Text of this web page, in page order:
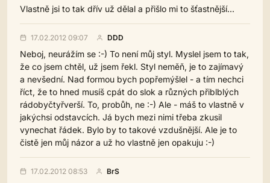
Vlastně jsi to tak dřív už dělal a přišlo mi to šťastnější...
17.02.2012 09:07 DDD
Neboj, neurážím se :-) To není můj styl. Myslel jsem to tak,
že co jsem chtěl, už jsem řekl. Styl neměň, je to zajímavý
a nevšední. Nad formou bych popřemýšlel - a tím nechci
říct, že to hned musíš cpát do slok a různých přiblblých
rádobyčtyřverší. To, probůh, ne :-) Ale - máš to vlastně v
jakýchsi odstavcích. Já bych mezi nimi třeba zkusil
vynechat řádek. Bylo by to takové vzdušnější. Ale je to
čistě jen můj názor a už ho vlastně jen opakuju :-)
17.02.2012 08:53 BrS